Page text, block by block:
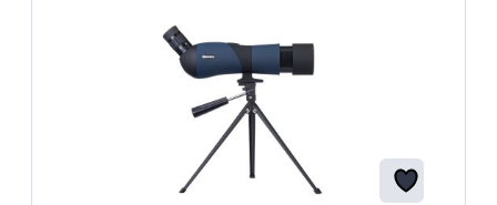
ein kleines Tischstativ und ein Kunststoffkoffer zur
Aufbewahrung und zum Transport des Instruments
und des Zubehörs. Außerdem können Sie das
Discovery Range 70 auch mit einem Smartphone-
Adapter ausstatten. Eigenschaften: Vergrößerung
Durchgehend mehrfachvergütete BK-7-Glasoptik
Langer Augenabstand ermöglicht das Beobachten